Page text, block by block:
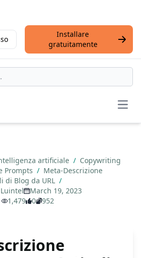
Installare
gratuitamente
artificiale / Copywriting
Prompts / Meta-Descrizione
di Blog da URL /
March 19, 2023
1,479
0 952